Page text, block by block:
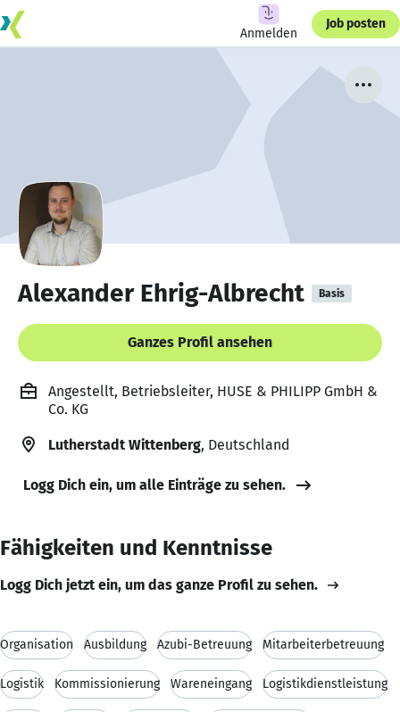
Anmelden
Job posten
Alexander Ehrig-Albrecht Basis
Ganzes Profil ansehen
Angestellt, Betriebsleiter, HUSE & PHILIPP GmbH &
Co. KG
Lutherstadt Wittenberg, Deutschland
Logg Dich ein, um alle Einträge zu sehen.
Fähigkeiten und Kenntnisse
Logg Dich jetzt ein, um das ganze Profil zu sehen.
Organisation Ausbildung Azubi-Betreuung Mitarbeiterbetreuung
Logistik Kommissionierung Wareneingang Logistikdienstleistung